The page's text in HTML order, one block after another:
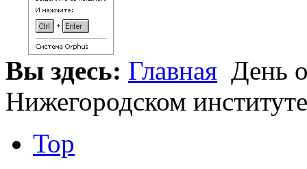
Вы здесь: Главная День
Нижегородском
Top